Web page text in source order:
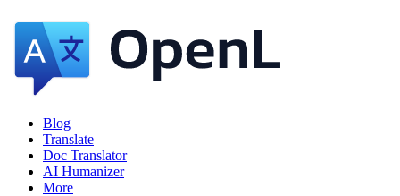
Blog
Translate
Doc Translator
AI Humanizer
More